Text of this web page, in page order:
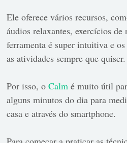
Ele oferece vários recursos,
áudios relaxantes, exercícios
ferramenta é super intuitiva e
as atividades sempre que quiser.
Por isso, oCalm é muito útil
alguns minutos do dia para
casa e através do smartphone.